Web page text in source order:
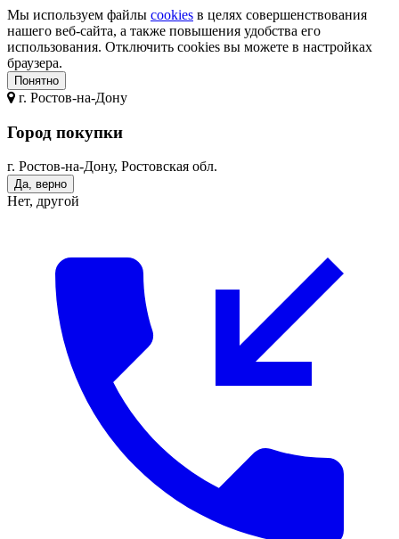
Мы используем файлы cookies в целях совершенствования
нашего веб-сайта, а также повышения удобства его
использования. Отключить cookies вы можете в настройках
браузера.
Понятно
г. Ростов-на-Дону
Город покупки
г. Ростов-на-Дону, Ростовская обл.
Да, верно
Нет, другой